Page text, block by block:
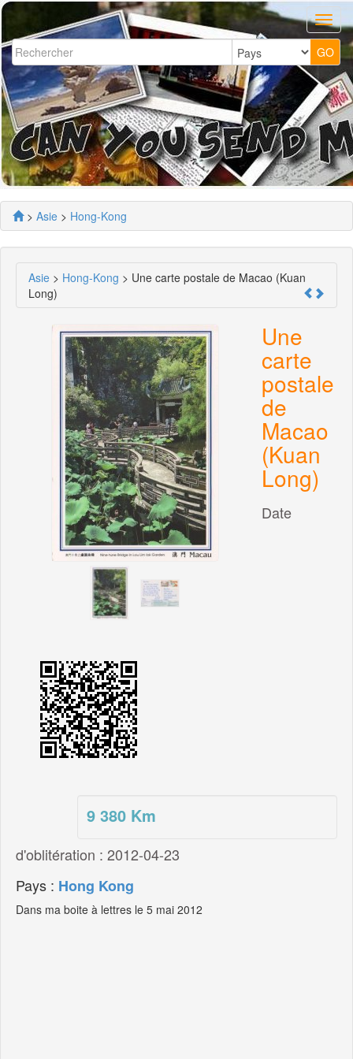
> Asie > Hong-Kong
Asie > Hong-Kong > Une carte postale de Macao (Kuan
Long)
Une
carte
postale
de
Macao
(Kuan
Long)
9 380 Km
Date
d'oblitération : 2012-04-23
Pays : Hong Kong
Dans ma boite à lettres le 5 mai 2012